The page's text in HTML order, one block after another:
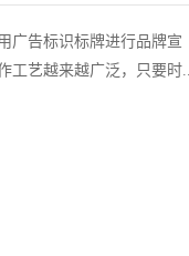
广告标识标牌进行品牌宣
工艺越来越广泛，只要时...